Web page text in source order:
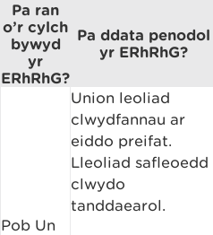
Pa ran
o’r cylch
bywyd
yr
ERhRhG?
Pa ddata penodol
yr ERhRhG?
Pob Un
Union leoliad
clwydfannau ar
eiddo preifat.
Lleoliad safleoedd
clwydo
tanddaearol.